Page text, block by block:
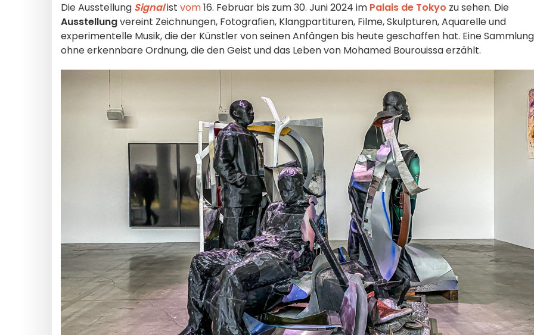
Die Ausstellung Signalist vom16. Februar bis zum 30. Juni 2024 im Palais de Tokyo zu sehen. Die
Ausstellungvereint Zeichnungen, Fotografien, Klangpartituren, Filme, Skulpturen, Aquarelle und
experimentelle Musik, die der Künstler von seinen Anfängen bis heute geschaffen hat. Eine Sammlung
ohne erkennbare Ordnung, die den Geist und das Leben von Mohamed Bourouissa erzählt.